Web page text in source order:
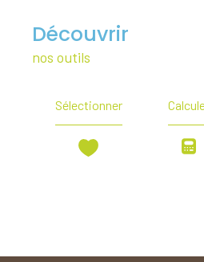
découvrir
nos outils
Sélectionner